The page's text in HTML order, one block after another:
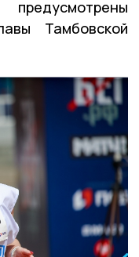
Тамбовской